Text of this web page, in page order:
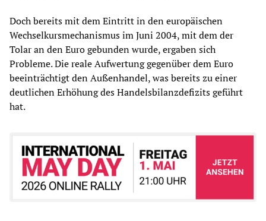
Doch bereits mit dem Eintritt in den europäischen
Wechselkursmechanismus im Juni 2004, mit dem der
Tolar an den Euro gebunden wurde, ergaben sich
Probleme. Die reale Aufwertung gegenüber dem Euro
beeinträchtigt den Außenhandel, was bereits zu einer
deutlichen Erhöhung des Handelsbilanzdefizits geführt
hat.